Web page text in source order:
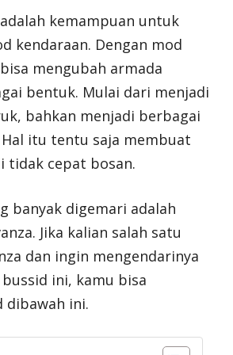
kemampuan untuk
kendaraan. Dengan mod
mengubah armada
bentuk. Mulai dari menjadi
bahkan menjadi berbagai
itu tentu saja membuat
tidak cepat bosan.
banyak digemari adalah
Jika kalian salah satu
dan ingin mengendarinya
ini, kamu bisa
dibawah ini.